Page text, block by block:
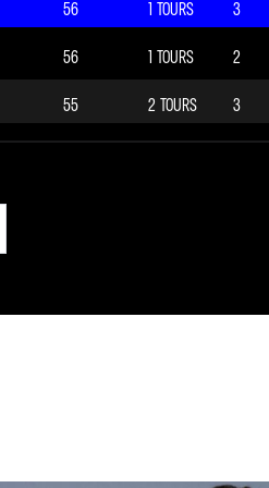
56 1 TOURS 3
56 1 TOURS 2
55 2 TOURS 3